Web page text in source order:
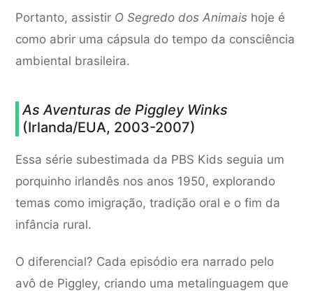
Portanto, assistir O Segredo dos Animais hoje é
como abrir uma cápsula do tempo da consciência
ambiental brasileira.
As Aventuras de Piggley Winks
(Irlanda/EUA, 2003-2007)
Essa série subestimada da PBS Kids seguia um
porquinho irlandês nos anos 1950, explorando
temas como imigração, tradição oral e o fim da
infância rural.
O diferencial? Cada episódio era narrado pelo
avô de Piggley, criando uma metalinguagem que